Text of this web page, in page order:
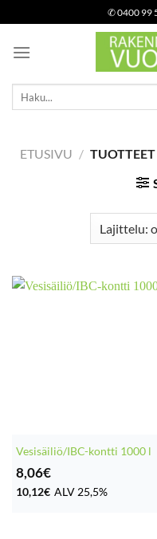
to
content
✆0400 99
Etsi:
ETUSIVU /
Vesisäiliö/IBC-kontti 1000 l
8,06€
10,12€ ALV 25,5%